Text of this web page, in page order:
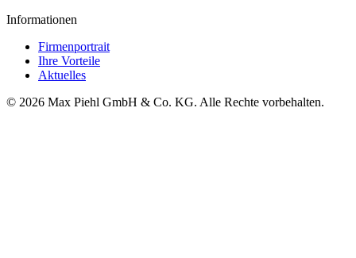
Informationen
Firmenportrait
Ihre Vorteile
Aktuelles
© 2026 Max Piehl GmbH & Co. KG. Alle Rechte vorbehalten.